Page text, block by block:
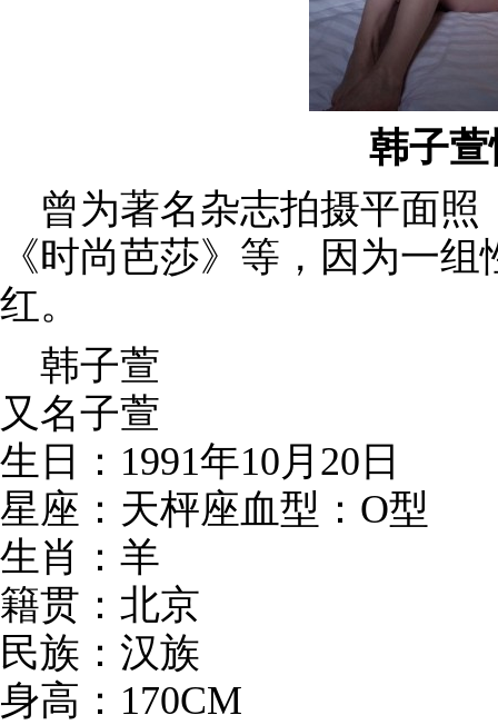
韩子
曾为著名杂志拍摄平面
《时尚芭莎》等，因为一
红。
韩子萱
又名子萱
生日：1991年10月20日
星座：天枰座血型：O型
生肖：羊
籍贯：北京
民族：汉族
身高：170CM